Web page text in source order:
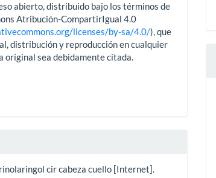
abierto, distribuido bajo los términos de
Atribución-CompartirIgual 4.0
licenses/by-sa/4.0/), que
distribución y reproducción en cualquier
original sea debidamente citada.
cir cabeza cuello [Internet].